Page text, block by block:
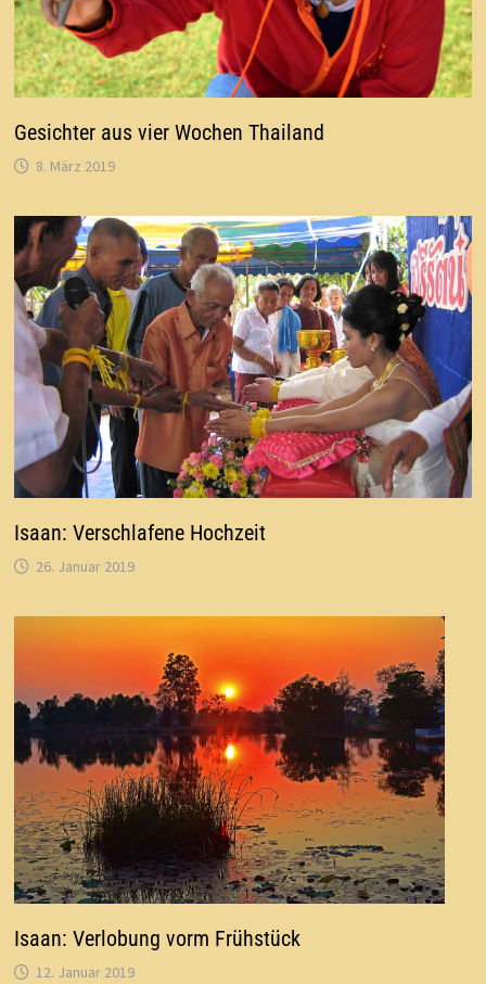
Gesichter aus vier Wochen Thailand
8. März 2019
Isaan: Verschlafene Hochzeit
26. Januar 2019
Isaan: Verlobung vorm Frühstück
12. Januar 2019